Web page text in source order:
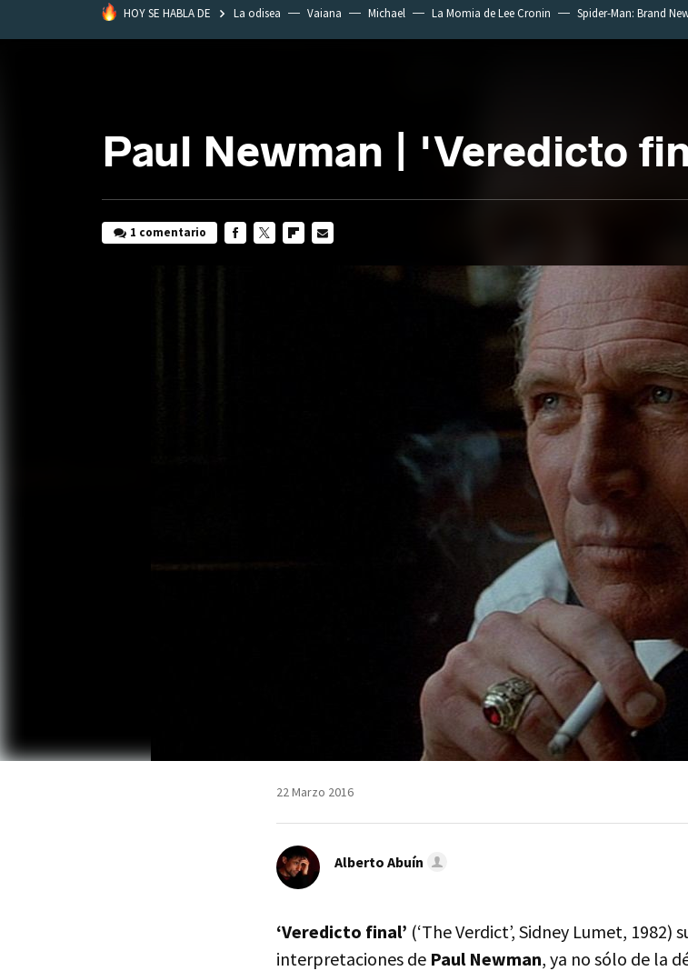
HOY SE HABLA DE La odisea Vaiana Michael La Momia de Lee Cronin Spider-Man: Brand
Paul Newman | 'Veredicto
1 comentario
22 Marzo 2016
Alberto Abuín
‘Veredicto final’ (‘The Verdict’, Sidney Lumet, 1982)
interpretaciones de Paul Newman, ya no sólo de la